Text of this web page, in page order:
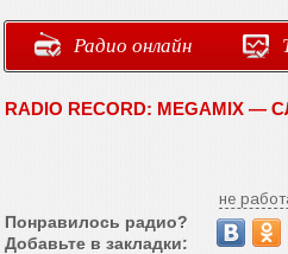
Радио онлайн
RADIO RECORD: MEGAMIX
не
Понравилось радио?
Добавьте в закладки: